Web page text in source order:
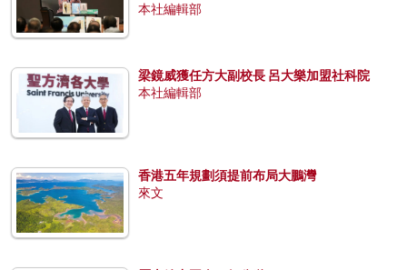
本社編輯部
梁鏡威獲任方大副校長 呂大樂加盟社科院
本社編輯部
香港五年規劃須提前布局大鵬灣
來文